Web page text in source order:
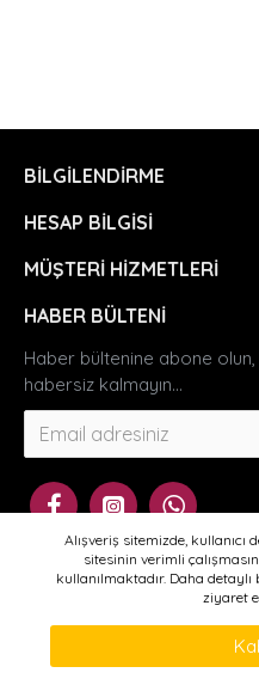
BILGILENDIRME
HESAP BILGISI
MÜŞTERI HIZMETLERI
HABER BÜLTENI
Haber bültenine abone
habersiz kalmayın...
Copyright © 2024 -
Alışveriş sitemizde,
sitesinin verimli
kullanılmaktadır. Daha detaylı
ziyaret